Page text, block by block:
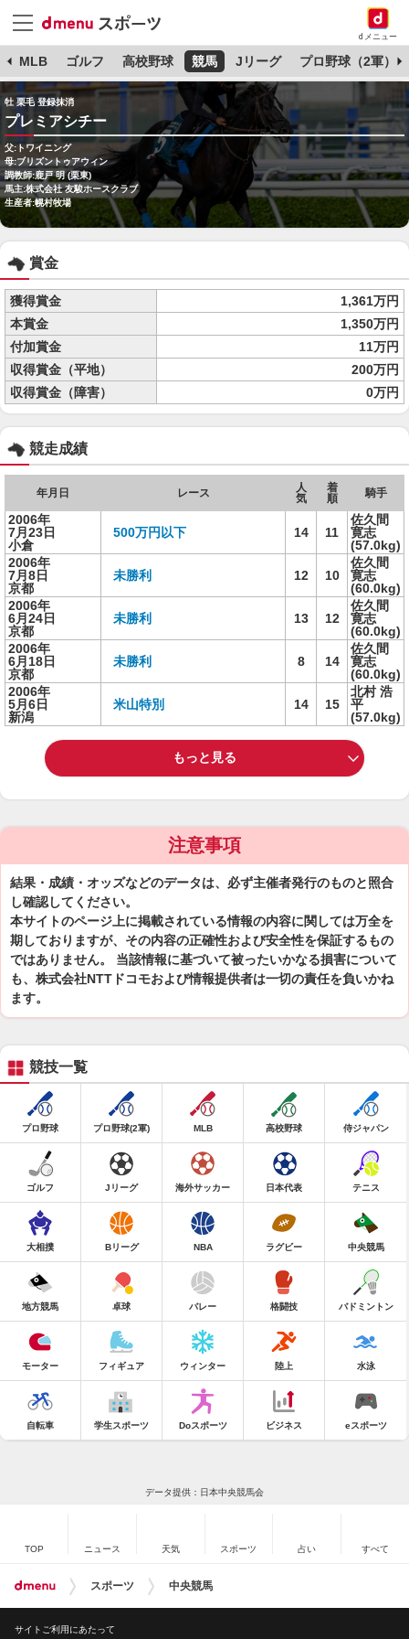
dメニュー
MLB ゴルフ 高校野球 競馬 Jリーグ プロ野球（2軍）
牡 栗毛 登録抹消
プレミアシチー
父:トワイニング
母:ブリズントゥアウィン
調教師:鹿戸 明 (栗東)
馬主:株式会社 友駿ホースクラブ
生産者:幌村牧場
賞金
獲得賞金
1,361万円
本賞金
1,350万円
付加賞金
11万円
収得賞金（平地）
200万円
収得賞金（障害）
0万円
競走成績
年月日 レース
人
気
着
順
騎手
2006年
7月23日
小倉
500万円以下 14 11
佐久間
寛志
(57.0kg)
2006年
7月8日
京都
未勝利 12 10
佐久間
寛志
(60.0kg)
2006年
6月24日
京都
未勝利 13 12
佐久間
寛志
(60.0kg)
2006年
6月18日
京都
未勝利 8 14
佐久間
寛志
(60.0kg)
2006年
5月6日
新潟
米山特別 14 15
北村 浩
平
(57.0kg)
もっと見る
注意事項
結果・成績・オッズなどのデータは、必ず主催者発行のものと照合
し確認してください。
本サイトのページ上に掲載されている情報の内容に関しては万全を
期しておりますが、その内容の正確性および安全性を保証するもの
ではありません。 当該情報に基づいて被ったいかなる損害について
も、株式会社NTTドコモおよび情報提供者は一切の責任を負いかね
ます。
競技一覧
プロ野球 プロ野球(2軍) MLB 高校野球 侍ジャパン
ゴルフ Jリーグ 海外サッカー 日本代表 テニス
大相撲 Bリーグ NBA ラグビー 中央競馬
地方競馬 卓球 バレー 格闘技 バドミントン
モーター フィギュア ウィンター 陸上 水泳
自転車 学生スポーツ Doスポーツ ビジネス eスポーツ
データ提供：日本中央競馬会
TOP ニュース 天気 スポーツ 占い すべて
スポーツ 中央競馬
サイトご利用にあたって